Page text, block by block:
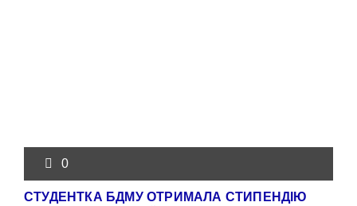
0
СТУДЕНТКА БДМУ ОТРИМАЛА СТИПЕНДІЮ